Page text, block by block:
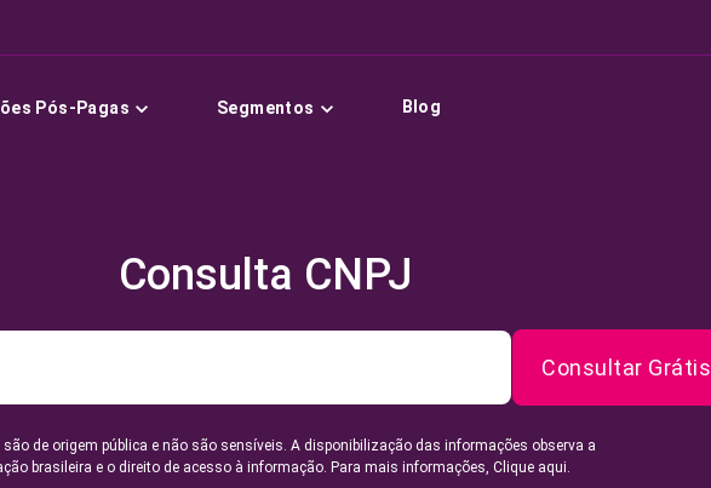
Pós-Pagas Segmentos Blog
Consulta CNPJ
Consultar Grátis
de origem pública e não são sensíveis. A disponibilização das informações observa a
brasileira e o direito de acesso à informação. Para mais informações, Clique aqui.